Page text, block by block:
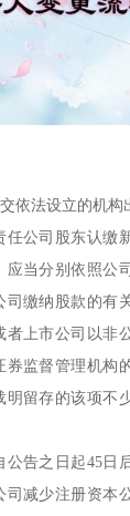
依法设立的机构
公司股东认缴
当分别依照公
缴纳股款的有
者上市公司以非
监督管理机构
留存的该项不
告之日起45日
减少注册资本